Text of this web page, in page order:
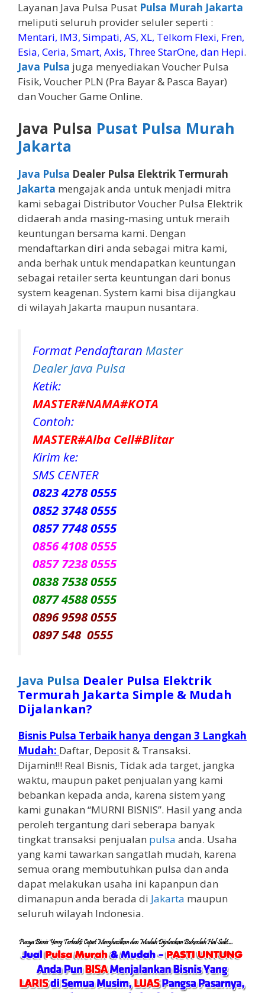
Layanan Java Pulsa Pusat Pulsa Murah Jakarta
meliputi seluruh provider seluler seperti :
Mentari, IM3, Simpati, AS, XL, Telkom Flexi, Fren,
Esia, Ceria, Smart, Axis, Three StarOne, dan Hepi.
Java Pulsa juga menyediakan Voucher Pulsa
Fisik, Voucher PLN (Pra Bayar & Pasca Bayar)
dan Voucher Game Online.
Java Pulsa Pusat Pulsa Murah
Jakarta
Java Pulsa Dealer Pulsa Elektrik Termurah
Jakarta mengajak anda untuk menjadi mitra
kami sebagai Distributor Voucher Pulsa Elektrik
didaerah anda masing-masing untuk meraih
keuntungan bersama kami. Dengan
mendaftarkan diri anda sebagai mitra kami,
anda berhak untuk mendapatkan keuntungan
sebagai retailer serta keuntungan dari bonus
system keagenan. System kami bisa dijangkau
di wilayah Jakarta maupun nusantara.
Format Pendaftaran Master
Dealer Java Pulsa
Ketik:
MASTER#NAMA#KOTA
Contoh:
MASTER#Alba Cell#Blitar
Kirim ke:
SMS CENTER
0823 4278 0555
0852 3748 0555
0857 7748 0555
0856 4108 0555
0857 7238 0555
0838 7538 0555
0877 4588 0555
0896 9598 0555
0897 548 0555
Java Pulsa Dealer Pulsa Elektrik
Termurah Jakarta Simple & Mudah
Dijalankan?
Bisnis Pulsa Terbaik hanya dengan 3 Langkah
Mudah: Daftar, Deposit & Transaksi.
Dijamin!!! Real Bisnis, Tidak ada target, jangka
waktu, maupun paket penjualan yang kami
bebankan kepada anda, karena sistem yang
kami gunakan “MURNI BISNIS”. Hasil yang anda
peroleh tergantung dari seberapa banyak
tingkat transaksi penjualan pulsa anda. Usaha
yang kami tawarkan sangatlah mudah, karena
semua orang membutuhkan pulsa dan anda
dapat melakukan usaha ini kapanpun dan
dimanapun anda berada di Jakarta maupun
seluruh wilayah Indonesia.